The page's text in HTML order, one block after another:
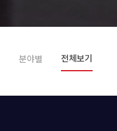
분야별 전체보기